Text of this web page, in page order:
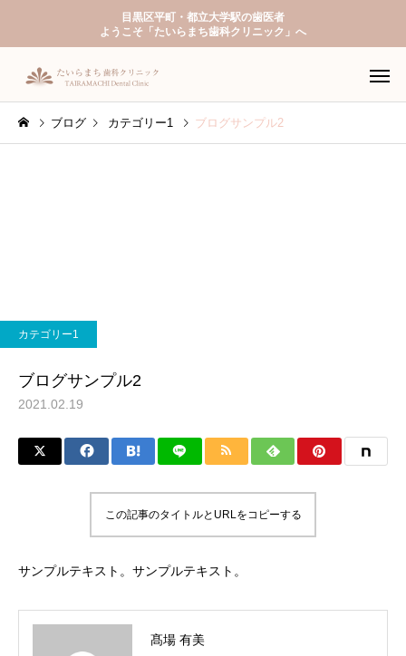
目黒区平町・都立大学駅の歯医者
ようこそ「たいらまち歯科クリニック」へ
ブログ カテゴリー1 ブログサンプル2
カテゴリー1
ブログサンプル2
2021.02.19
この記事のタイトルとURLをコピーする
サンプルテキスト。サンプルテキスト。
髙場 有美